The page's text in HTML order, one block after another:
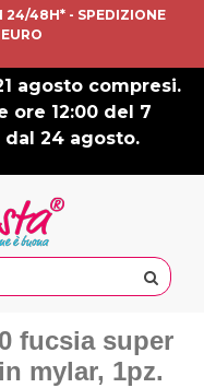
24/48H* - SPEDIZIONE
agosto compresi.
ore 12:00 del 7
dal 24 agosto.
fucsia super
mylar, 1pz.